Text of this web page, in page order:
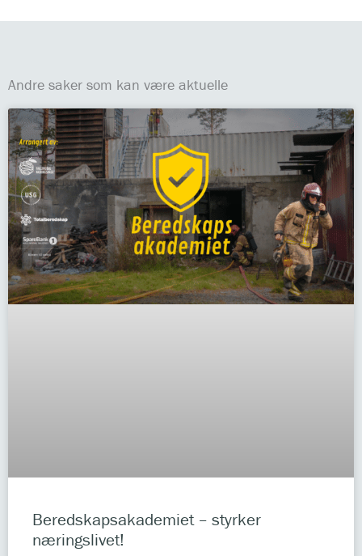
Andre saker som kan være aktuelle
Beredskapsakademiet – styrker
næringslivet!